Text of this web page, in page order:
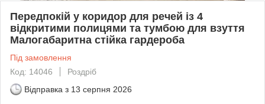
Передпокій у коридор для речей із 4
відкритими полицями та тумбою для взуття
Малогабаритна стійка гардероба
Під замовлення
Код: 14046
Роздріб
Відправка з 13 серпня 2026